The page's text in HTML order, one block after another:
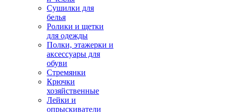
Сушилки для
белья
Ролики и щетки
для одежды
Полки, этажерки и
аксессуары для
обуви
Стремянки
Крючки
хозяйственные
Лейки и
опрыскиватели